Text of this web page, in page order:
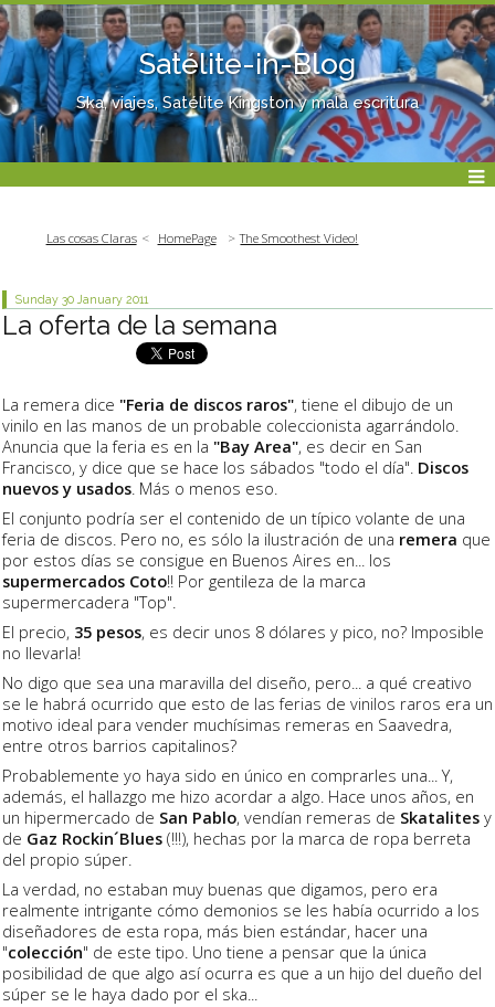
Satélite-in-Blog
Ska, viajes, Satélite Kingston y mala escritura
Las cosas Claras HomePage The Smoothest Video!
Sunday 30 January 2011
La oferta de la semana
La remera dice "Feria de discos raros", tiene el dibujo de un
vinilo en las manos de un probable coleccionista agarrándolo.
Anuncia que la feria es en la "Bay Area", es decir en San
Francisco, y dice que se hace los sábados "todo el día". Discos
nuevos y usados . Más o menos eso.
El conjunto podría ser el contenido de un típico volante de una
feria de discos. Pero no, es sólo la ilustración de una remera que
por estos días se consigue en Buenos Aires en... los
supermercados Coto!! Por gentileza de la marca
supermercadera "Top".
El precio, 35 pesos, es decir unos 8 dólares y pico, no? Imposible
no llevarla!
No digo que sea una maravilla del diseño, pero... a qué creativo
se le habrá ocurrido que esto de las ferias de vinilos raros era un
motivo ideal para vender muchísimas remeras en Saavedra,
entre otros barrios capitalinos?
Probablemente yo haya sido en único en comprarles una... Y,
además, el hallazgo me hizo acordar a algo. Hace unos años, en
un hipermercado de San Pablo, vendían remeras de Skatalites y
de Gaz Rockin´Blues (!!!), hechas por la marca de ropa berreta
del propio súper.
La verdad, no estaban muy buenas que digamos, pero era
realmente intrigante cómo demonios se les había ocurrido a los
diseñadores de esta ropa, más bien estándar, hacer una
"colección" de este tipo. Uno tiene a pensar que la única
posibilidad de que algo así ocurra es que a un hijo del dueño del
súper se le haya dado por el ska...